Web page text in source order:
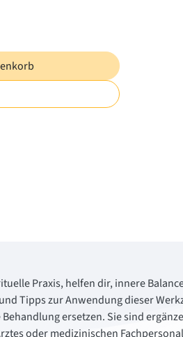
Praxis, helfen dir, innere
Tipps zur Anwendung dieser
ersetzen. Sie sind
oder medizinischen